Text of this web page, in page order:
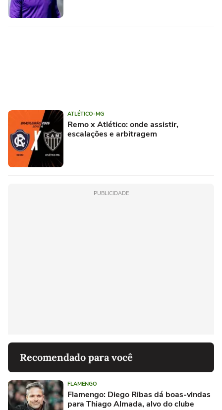
ATLÉTICO-MG
Remo x Atlético: onde assistir,
escalações e arbitragem
PUBLICIDADE
Recomendado para você
FLAMENGO
Flamengo: Diego Ribas dá boas-vindas
para Thiago Almada, alvo do clube